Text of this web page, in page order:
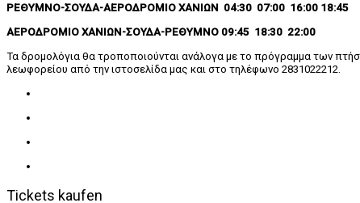
ΡΕΘΥΜΝΟ-ΣΟΥΔΑ-ΑΕΡΟΔΡΟΜΙΟ ΧΑΝΙΩΝ 04:30 07:00 16:00 18:45
ΑΕΡΟΔΡΟΜΙΟ ΧΑΝΙΩΝ-ΣΟΥΔΑ-ΡΕΘΥΜΝΟ 09:45 18:30 22:00
Τα δρομολόγια θα τροποποιούνται ανάλογα με το πρόγραμμα των
λεωφορείου από την ιστοσελίδα μας και στο τηλέφωνο 2831022212.
Tickets kaufen